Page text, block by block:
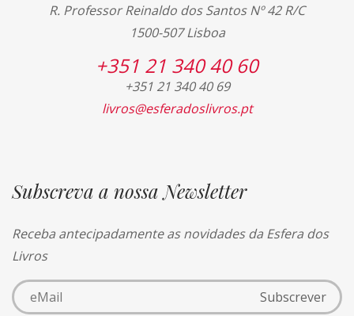
R. Professor Reinaldo dos Santos Nº 42 R/C
1500-507 Lisboa
+351 21 340 40 60
+351 21 340 40 69
livros@esferadoslivros.pt
Subscreva a nossa Newsletter
Receba antecipadamente as novidades da Esfera dos
Livros